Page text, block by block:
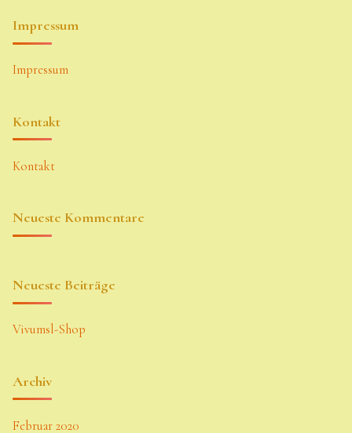
Impressum
Impressum
Kontakt
Kontakt
Neueste Kommentare
Neueste Beiträge
Vivumsl-Shop
Archiv
Februar 2020